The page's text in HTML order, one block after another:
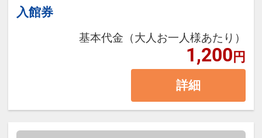
入館券
基本代金（大人お一人様あたり）
1,200円
詳細